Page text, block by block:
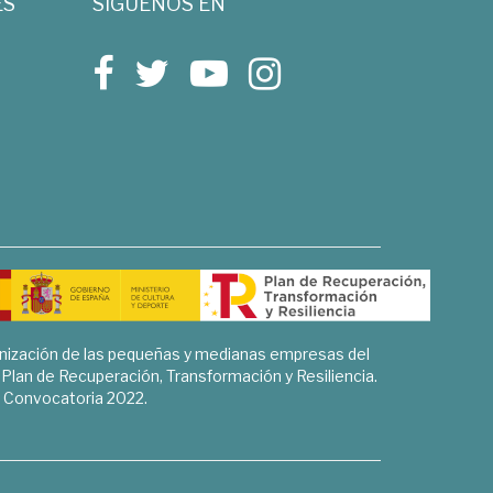
de las pequeñas y medianas empresas del
de Recuperación, Transformación y Resiliencia.
Convocatoria 2022.